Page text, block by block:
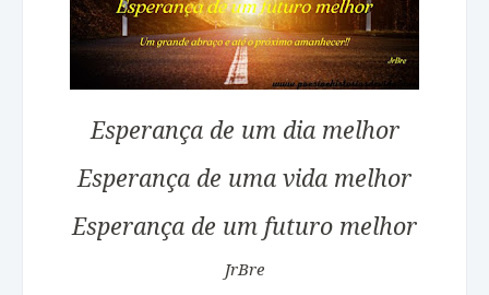
Esperança de um dia melhor
Esperança de uma vida melhor
Esperança de um futuro melhor
JrBre